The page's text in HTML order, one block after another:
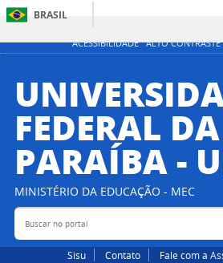
ACESSIBILIDADE ALTO CONTRASTE
BRASIL
FEDERAL DA
PARAÍBA -
MINISTÉRIO DA EDUCAÇÃO - MEC
Buscar no portal
Sisu Contato
Fale com a